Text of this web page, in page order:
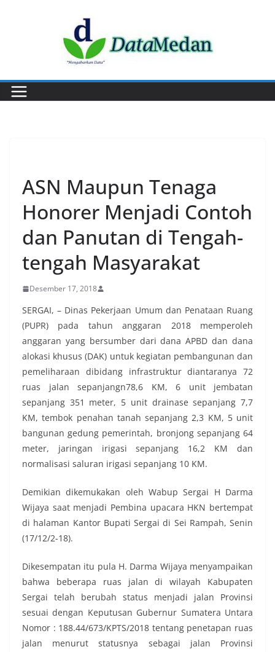
ASN Maupun Tenaga
Honorer Menjadi Contoh
dan Panutan di Tengah-
tengah Masyarakat
Desember 17, 2018
SERGAI, – Dinas Pekerjaan Umum dan Penataan Ruang
(PUPR) pada tahun anggaran 2018 memperoleh
anggaran yang bersumber dari dana APBD dan dana
alokasi khusus (DAK) untuk kegiatan pembangunan dan
pemeliharaan dibidang infrastruktur diantaranya 72
ruas jalan sepanjangn78,6 KM, 6 unit jembatan
sepanjang 351 meter, 5 unit drainase sepanjang 7,7
KM, tembok penahan tanah sepanjang 2,3 KM, 5 unit
bangunan gedung pemerintah, bronjong sepanjang 64
meter, jaringan irigasi sepanjang 16,2 KM dan
normalisasi saluran irigasi sepanjang 10 KM.
Demikian dikemukakan oleh Wabup Sergai H Darma
Wijaya saat menjadi Pembina upacara HKN bertempat
di halaman Kantor Bupati Sergai di Sei Rampah, Senin
(17/12/2-18).
Dikesempatan itu pula H. Darma Wijaya menyampaikan
bahwa beberapa ruas jalan di wilayah Kabupaten
Sergai telah berubah status menjadi jalan Provinsi
sesuai dengan Keputusan Gubernur Sumatera Untara
Nomor : 188.44/673/KPTS/2018 tentang penetapan ruas
jalan menurut statusnya sebagai jalan Provinsi